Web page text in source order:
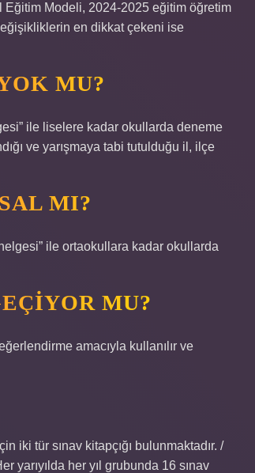
Eğitim Modeli, 2024-2025 eğitim öğretim
en dikkat çekeni ise
MU?
ile liselere kadar okullarda deneme
ve yarışmaya tabi tutulduğu il, ilçe
MI?
ile ortaokullara kadar okullarda
MU?
amacıyla kullanılır ve
iki tür sınav kitapçığı bulunmaktadır. /
yarıyılda her yıl grubunda 16 sınav